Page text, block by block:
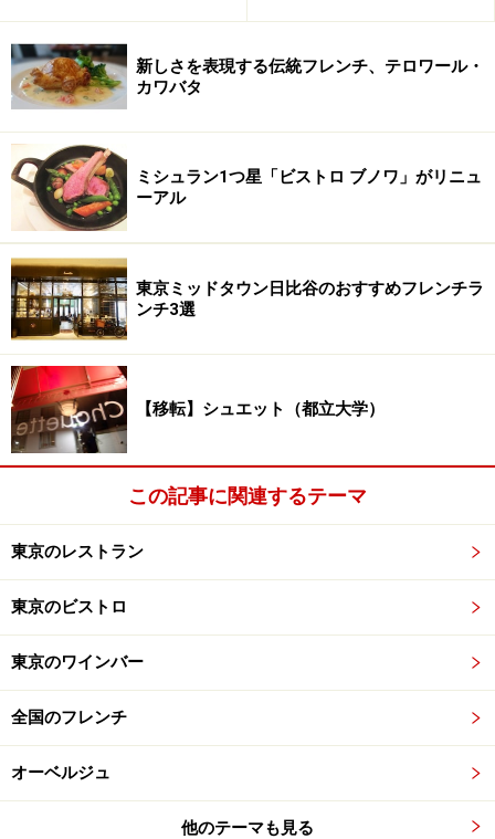
新しさを表現する伝統フレンチ、テロワール・
カワバタ
ミシュラン1つ星「ビストロ ブノワ」がリニュ
ーアル
東京ミッドタウン日比谷のおすすめフレンチラ
ンチ3選
【移転】シュエット（都立大学）
この記事に関連するテーマ
東京のレストラン
東京のビストロ
東京のワインバー
全国のフレンチ
オーベルジュ
他のテーマも見る